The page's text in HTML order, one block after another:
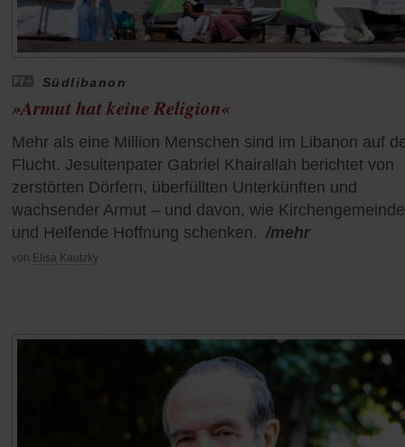
Südlibanon
»Armut hat keine Religion«
Mehr als eine Million Menschen sind im Libanon auf
Flucht. Jesuitenpater Gabriel Khairallah berichtet von
zerstörten Dörfern, überfüllten Unterkünften und
wachsender Armut – und davon, wie
und Helfende Hoffnung schenken. /mehr
von Elisa Kautzky